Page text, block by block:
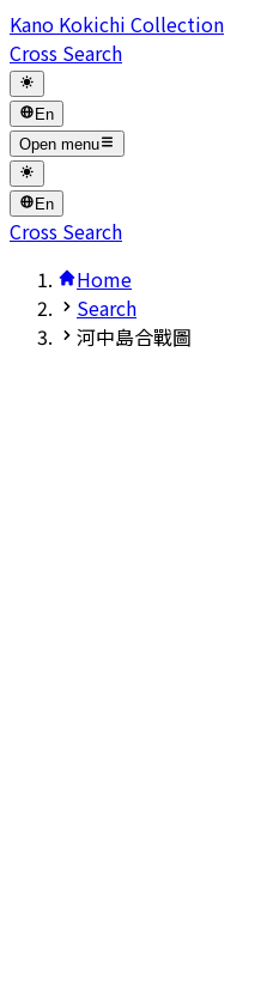
Kano Kokichi Collection
Cross Search
En
Open menu
En
Cross Search
Home
Search
河中島合戰圖